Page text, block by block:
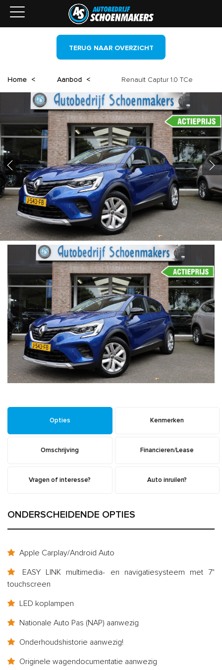
TERUG NAAR OVERZICHT
Home < Aanbod < Renault Captur 1.0 TCe
Opties Kenmerken
Omschrijving Financieren/Lease
Vragen of interesse? Auto inruilen?
ONDERSCHEIDENDE OPTIES
Apple Carplay/Android Auto
EASY LINK multimedia- en navigatiesysteem met 7"
touchscreen
LED koplampen
Nationale Auto Pas (NAP) aanwezig
Onderhoudshistorie aanwezig!
Originele wagendocumentatie aanwezig